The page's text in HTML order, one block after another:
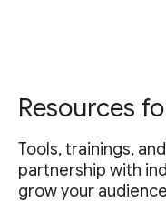
Resources
Tools, trainings,
partnership with
grow your